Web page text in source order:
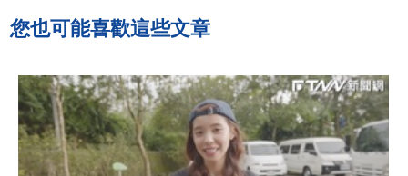
您也可能喜歡這些文章